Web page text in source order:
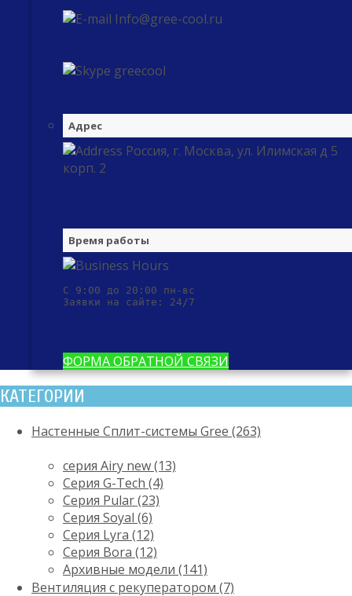
Info@gree-cool.ru
greecool
Адрес
Россия, г. Москва, ул. Илимская д 5
корп. 2
Время работы
С 9:00 до 20:00 пн-вс
Заявки на сайте: 24/7
ФОРМА ОБРАТНОЙ СВЯЗИ
КАТЕГОРИИ
Настенные Сплит-системы Gree (263)
серия Airy new (13)
Серия G-Tech (4)
Серия Pular (23)
Cерия Soyal (6)
Серия Lyra (12)
Серия Bora (12)
Архивные модели (141)
Вентиляция с рекуператором (7)